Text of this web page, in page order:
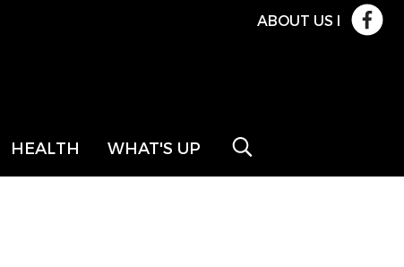
ABOUT US l
HEALTH WHAT'S UP